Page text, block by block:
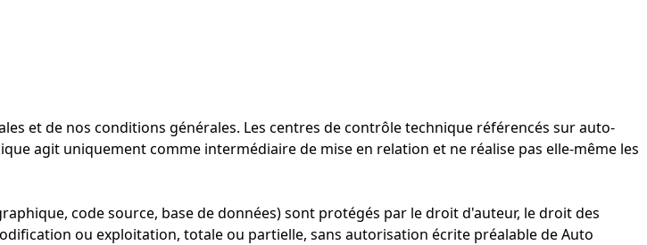
et de nos conditions générales. Les centres de contrôle technique référencés sur auto-
agit uniquement comme intermédiaire de mise en relation et ne réalise pas elle-même les
code source, base de données) sont protégés par le droit d'auteur, le droit des
ou exploitation, totale ou partielle, sans autorisation écrite préalable de Auto